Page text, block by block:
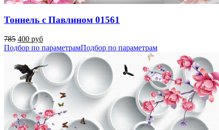
Тоннель с Павлином 01561
785 400 руб
Подбор по параметрамПодбор по параметрам